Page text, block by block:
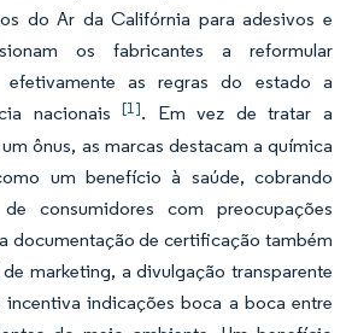
do Ar da Califórnia para adesivos e
os fabricantes a reformular
efetivamente as regras do estado a
nacionais[1]. Em vez de tratar a
ônus, as marcas destacam a química
um benefício à saúde, cobrando
consumidores com preocupações
documentação de certificação também
marketing, a divulgação transparente
indicações boca a boca entre